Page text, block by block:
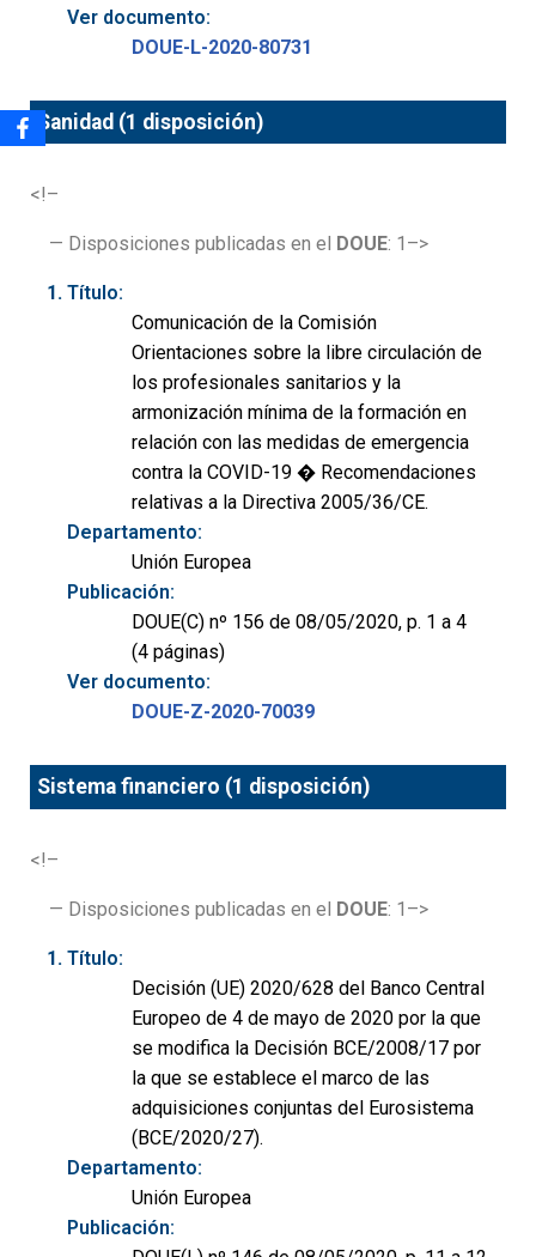
Ver documento:
DOUE-L-2020-80731
Sanidad (1 disposición)
<!–
— Disposiciones publicadas en el DOUE: 1–>
Título:
Comunicación de la Comisión
Orientaciones sobre la libre circulación de
los profesionales sanitarios y la
armonización mínima de la formación en
relación con las medidas de emergencia
contra la COVID-19 � Recomendaciones
relativas a la Directiva 2005/36/CE.
Departamento:
Unión Europea
Publicación:
DOUE(C) nº 156 de 08/05/2020, p. 1 a 4
(4 páginas)
Ver documento:
DOUE-Z-2020-70039
Sistema financiero (1 disposición)
<!–
— Disposiciones publicadas en el DOUE: 1–>
Título:
Decisión (UE) 2020/628 del Banco Central
Europeo de 4 de mayo de 2020 por la que
se modifica la Decisión BCE/2008/17 por
la que se establece el marco de las
adquisiciones conjuntas del Eurosistema
(BCE/2020/27).
Departamento:
Unión Europea
Publicación: